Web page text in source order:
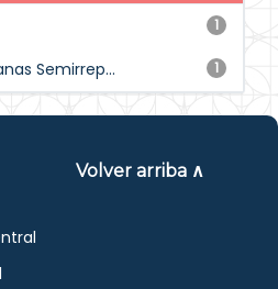
1
1
Semirrep...
Volver arriba ∧